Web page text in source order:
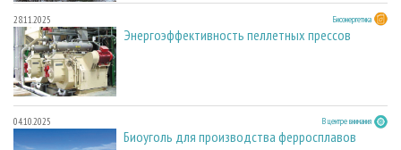
28.11.2025 Биоэнергетика
Энергоэффективность пеллетных прессов
04.10.2025 В центре внимания
Биоуголь для производства ферросплавов